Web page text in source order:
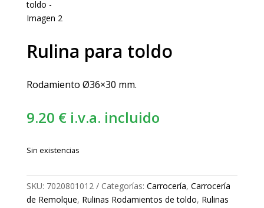
Rulina para toldo
Rodamiento Ø36×30 mm.
9.20 € i.v.a. incluido
Sin existencias
SKU: 7020801012 Categorías: Carrocería, Carrocería
de Remolque, Rulinas Rodamientos de toldo, Rulinas